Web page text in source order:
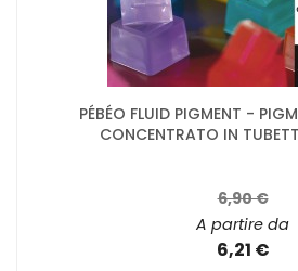
PÉBÉO FLUID PIGMENT -
CONCENTRATO IN
6,90 €
A partire da
6,21 €